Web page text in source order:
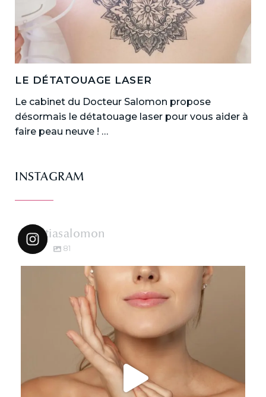
LE DÉTATOUAGE LASER
Le cabinet du Docteur Salomon propose
désormais le détatouage laser pour vous aider à
faire peau neuve ! …
INSTAGRAM
dr.katiasalomon
81
dr.katiasalomon